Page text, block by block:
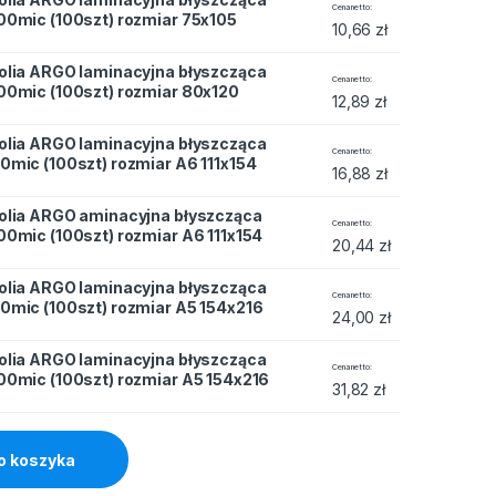
(100szt) rozmiar 75x105
Cena netto
10,66 zł
błyszcząca 100mic (100szt) rozmiar 80x120 quantity
ARGO laminacyjna błyszcząca
(100szt) rozmiar 80x120
Cena netto
12,89 zł
błyszcząca 80mic (100szt) rozmiar A6 111x154 quantity
ARGO laminacyjna błyszcząca
(100szt) rozmiar A6 111x154
Cena netto
16,88 zł
błyszcząca 100mic (100szt) rozmiar A6 111x154 quantity
ARGO aminacyjna błyszcząca
(100szt) rozmiar A6 111x154
Cena netto
20,44 zł
błyszcząca 80mic (100szt) rozmiar A5 154x216 quantity
ARGO laminacyjna błyszcząca
(100szt) rozmiar A5 154x216
Cena netto
24,00 zł
błyszcząca 100mic (100szt) rozmiar A5 154x216 quantity
ARGO laminacyjna błyszcząca
(100szt) rozmiar A5 154x216
Cena netto
31,82 zł
koszyka